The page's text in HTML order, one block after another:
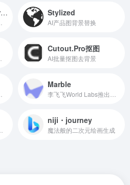
Deep Dream Generator Stylized
AI产品图背景替换
Cutout.Pro抠图
AI批量抠图去背景
Marble
niji・journey
魔法般的二次元绘画生成